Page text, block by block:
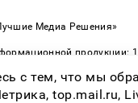
Медиа Решения»
продукции:
02.06.2021
возможно только
с тем, что мы
top.mail.ru,